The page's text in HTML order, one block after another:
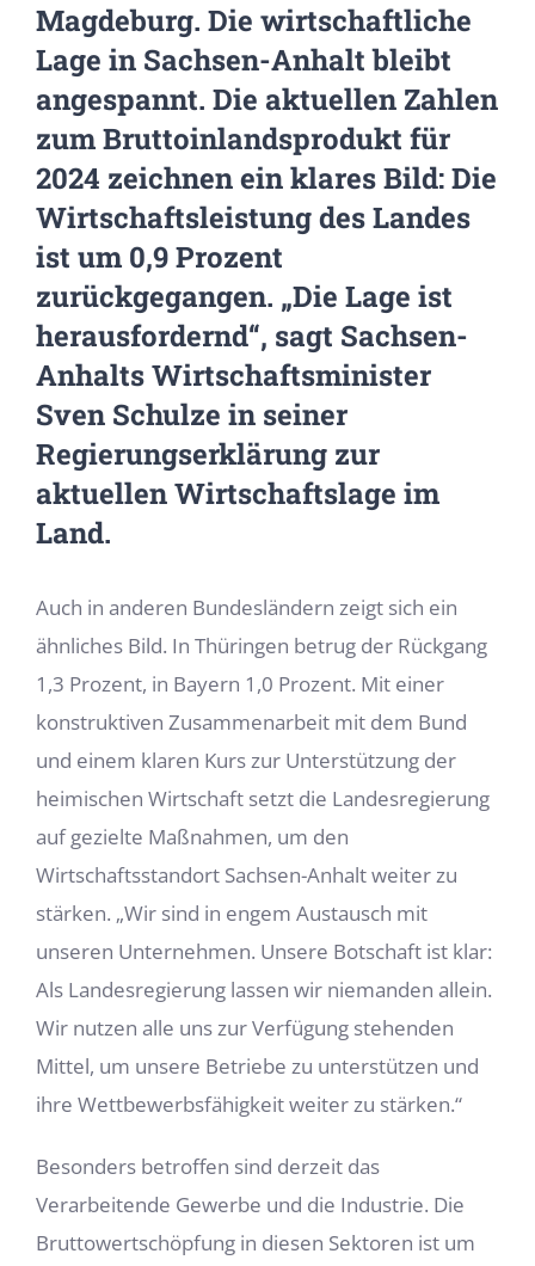
Magdeburg. Die wirtschaftliche
Lage in Sachsen-Anhalt bleibt
angespannt. Die aktuellen Zahlen
zum Bruttoinlandsprodukt für
2024 zeichnen ein klares Bild: Die
Wirtschaftsleistung des Landes
ist um 0,9 Prozent
zurückgegangen. „Die Lage ist
herausfordernd“, sagt Sachsen-
Anhalts Wirtschaftsminister
Sven Schulze in seiner
Regierungserklärung zur
aktuellen Wirtschaftslage im
Land.
Auch in anderen Bundesländern zeigt sich ein
ähnliches Bild. In Thüringen betrug der Rückgang
1,3 Prozent, in Bayern 1,0 Prozent. Mit einer
konstruktiven Zusammenarbeit mit dem Bund
und einem klaren Kurs zur Unterstützung der
heimischen Wirtschaft setzt die Landesregierung
auf gezielte Maßnahmen, um den
Wirtschaftsstandort Sachsen-Anhalt weiter zu
stärken. „Wir sind in engem Austausch mit
unseren Unternehmen. Unsere Botschaft ist klar:
Als Landesregierung lassen wir niemanden allein.
Wir nutzen alle uns zur Verfügung stehenden
Mittel, um unsere Betriebe zu unterstützen und
ihre Wettbewerbsfähigkeit weiter zu stärken.“
Besonders betroffen sind derzeit das
Verarbeitende Gewerbe und die Industrie. Die
Bruttowertschöpfung in diesen Sektoren ist um